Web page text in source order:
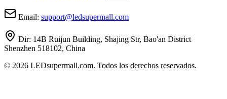
Email: support@ledsupermall.com
Dir: 14B Ruijun Building, Shajing Str, Bao'an District
Shenzhen 518102, China
© 2026 LEDsupermall.com. Todos los derechos reservados.